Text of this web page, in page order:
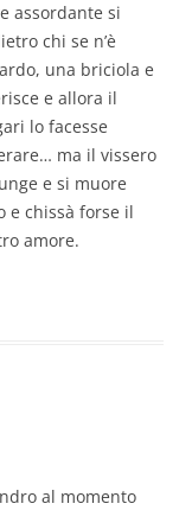
assordante si
chi se n’è
una briciola e
e allora il
lo facesse
ma il vissero
e si muore
e chissà forse il
amore.
al momento